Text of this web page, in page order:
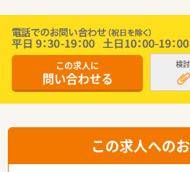
この求人に
問い合わせる
検
この求人への